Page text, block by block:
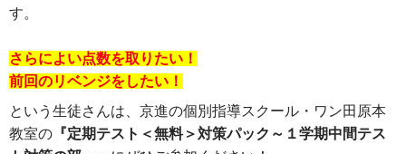
す。
さらによい点数を取りたい！
前回のリベンジをしたい！
という生徒さんは、京進の個別指導スクール・ワン田原本
教室の 『定期テスト＜無料＞対策パック～１学期中間テス